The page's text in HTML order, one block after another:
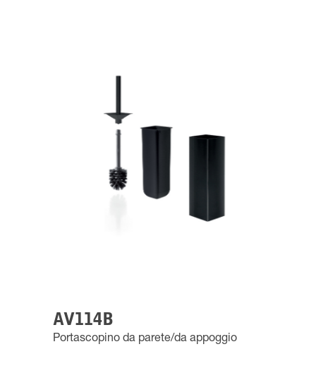
AV114B
Portascopino da parete/da appoggio